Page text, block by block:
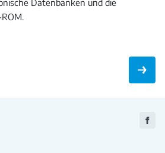
Datenbanken und die
Zu